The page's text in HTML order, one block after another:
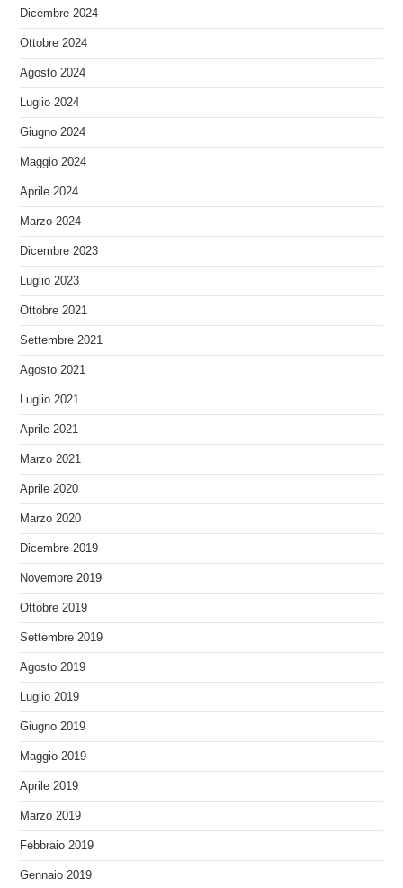
Dicembre 2024
Ottobre 2024
Agosto 2024
Luglio 2024
Giugno 2024
Maggio 2024
Aprile 2024
Marzo 2024
Dicembre 2023
Luglio 2023
Ottobre 2021
Settembre 2021
Agosto 2021
Luglio 2021
Aprile 2021
Marzo 2021
Aprile 2020
Marzo 2020
Dicembre 2019
Novembre 2019
Ottobre 2019
Settembre 2019
Agosto 2019
Luglio 2019
Giugno 2019
Maggio 2019
Aprile 2019
Marzo 2019
Febbraio 2019
Gennaio 2019